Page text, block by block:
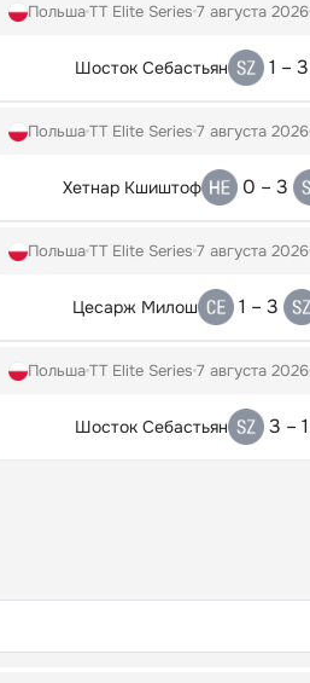
ПольшаTT Elite Series 7 августа 2026
Шосток Себастьян 1 – 3
ПольшаTT Elite Series 7 августа 2026
Хетнар Кшиштоф 0 – 3
ПольшаTT Elite Series 7 августа 2026
Цесарж Милош 1 – 3
ПольшаTT Elite Series 7 августа 2026
Шосток Себастьян 3 – 1